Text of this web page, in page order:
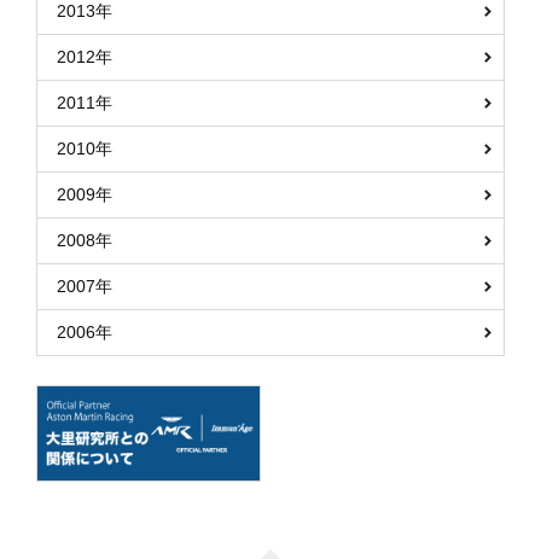
2013年
2012年
2011年
2010年
2009年
2008年
2007年
2006年